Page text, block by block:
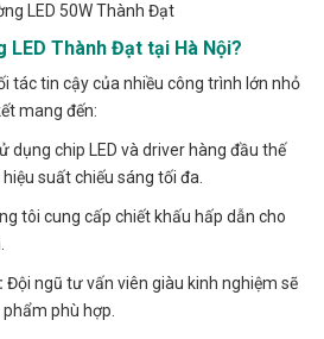
LED 50W Thành Đạt
LED Thành Đạt tại Hà Nội?
tác tin cậy của nhiều công trình lớn nhỏ
mang đến:
dụng chip LED và driver hàng đầu thế
suất chiếu sáng tối đa.
tôi cung cấp chiết khấu hấp dẫn cho
Đội ngũ tư vấn viên giàu kinh nghiệm sẽ
phù hợp.